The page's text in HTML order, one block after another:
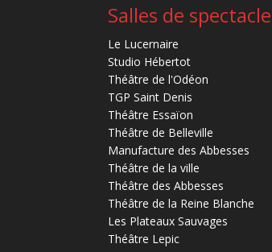
Salles de spectacle
Le Lucernaire
Studio Hébertot
Théâtre de l'Odéon
TGP Saint Denis
Théâtre Essaïon
Théâtre de Belleville
Manufacture des Abbesses
Théâtre de la ville
Théâtre des Abbesses
Théâtre de la Reine Blanche
Les Plateaux Sauvages
Théâtre Lepic